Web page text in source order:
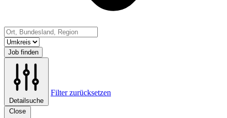
Job finden
Detailsuche
Filter zurücksetzen
Close